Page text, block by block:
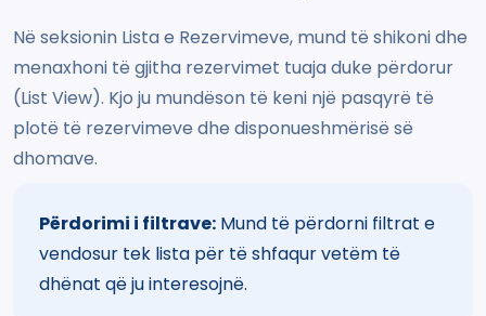
Në seksionin Lista e Rezervimeve, mund të shikoni dhe
menaxhoni të gjitha rezervimet tuaja duke përdorur
(List View). Kjo ju mundëson të keni një pasqyrë të
plotë të rezervimeve dhe disponueshmërisë së
dhomave.
Përdorimi i filtrave: Mund të përdorni filtrat e
vendosur tek lista për të shfaqur vetëm të
dhënat që ju interesojnë.